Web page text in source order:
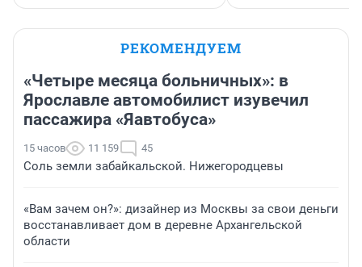
РЕКОМЕНДУЕМ
«Четыре месяца больничных»: в
Ярославле автомобилист изувечил
пассажира «Яавтобуса»
15 часов 11 159 45
Соль земли забайкальской. Нижегородцевы
«Вам зачем он?»: дизайнер из Москвы за свои деньги
восстанавливает дом в деревне Архангельской
области